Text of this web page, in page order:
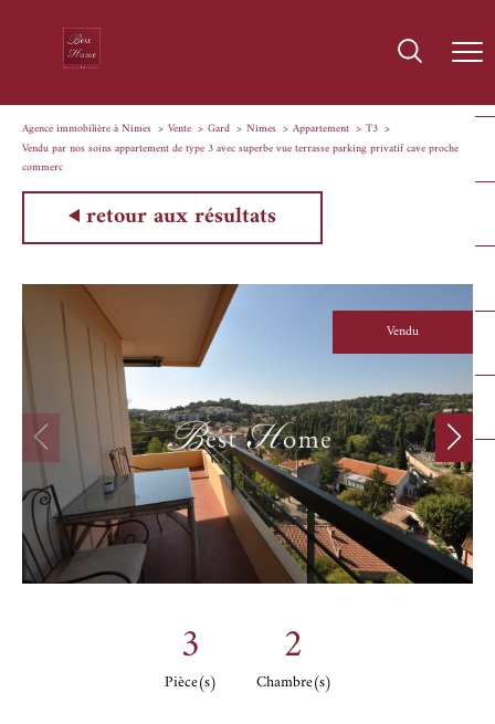
Agence immobilière à Nîmes Vente Gard Nimes Appartement
T3
Vendu par nos soins appartement de type 3 avec superbe vue terrasse parking privatif cave proche
commerc
retour aux résultats
Vendu
3
Pièce(s)
2
Chambre(s)